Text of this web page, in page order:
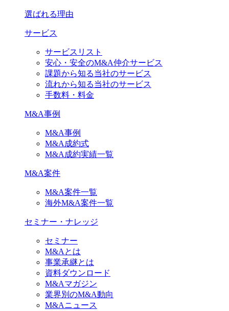
選ばれる理由
サービス
サービスリスト
安心・安全のM&A仲介サービス
課題から知る当社のサービス
流れから知る当社のサービス
手数料・料金
M&A事例
M&A事例
M&A成約式
M&A成約実績一覧
M&A案件
M&A案件一覧
海外M&A案件一覧
セミナー・ナレッジ
セミナー
M&Aとは
事業承継とは
資料ダウンロード
M&Aマガジン
業界別のM&A動向
M&Aニュース